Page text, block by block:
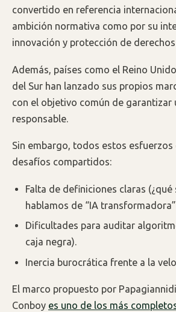
convertido en referencia
ambición normativa como por su
innovación y protección de
Además, países como el Reino
del Sur han lanzado sus propios
con el objetivo común de garantizar
responsable.
Sin embargo, todos estos esfuerzos
desafíos compartidos:
Falta de definiciones claras
hablamos de “IA
Dificultades para auditar
caja negra).
Inercia burocrática frente a la
El marco propuesto por
Conboy es uno de los más